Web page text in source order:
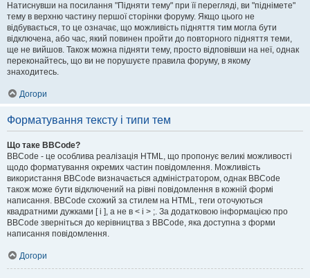
Натиснувши на посилання "Підняти тему" при її перегляді, ви "піднімете"
тему в верхню частину першої сторінки форуму. Якщо цього не
відбувається, то це означає, що можливість підняття тим могла бути
відключена, або час, який повинен пройти до повторного підняття теми,
ще не вийшов. Також можна підняти тему, просто відповівши на неї, однак
переконайтесь, що ви не порушуєте правила форуму, в якому
знаходитесь.
Догори
Форматування тексту і типи тем
Що таке BBCode?
BBCode - це особлива реалізація HTML, що пропонує великі можливості
щодо форматування окремих частин повідомлення. Можливість
використання BBCode визначається адміністратором, однак BBCode
також може бути відключений на рівні повідомлення в кожній формі
написання. BBCode схожий за стилем на HTML, теги оточуються
квадратними дужками [ і ], а не в < і > ;. За додатковою інформацією про
BBCode зверніться до керівництва з BBCode, яка доступна з форми
написання повідомлення.
Догори